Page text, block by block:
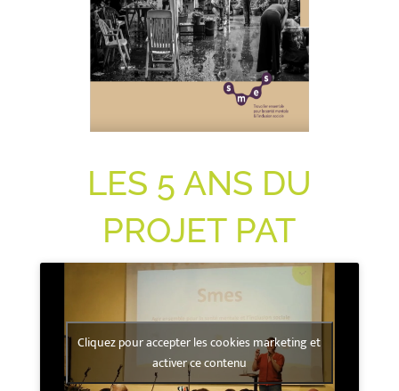
LES 5 ANS DU
PROJET PAT
Cliquez pour accepter les cookies marketing et
activer ce contenu